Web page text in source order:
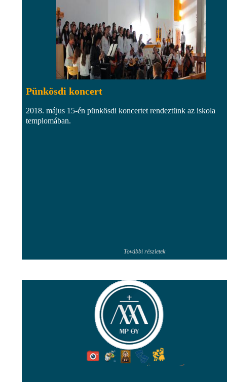
Pünkösdi koncert
2018. május 15-én pünkösdi koncertet rendeztünk az iskola
templomában.
További részletek